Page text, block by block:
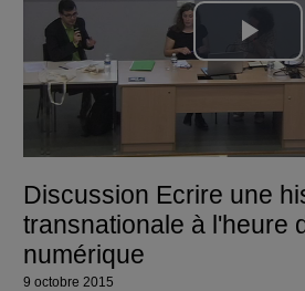
la
Discussion Ecrire une
transnationale à l'heure
numérique
9 octobre 2015